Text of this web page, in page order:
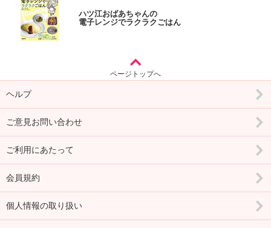
ハツ江おばあちゃんの
電子レンジでラクラクごはん
ページトップへ
ヘルプ
ご意見お問い合わせ
ご利用にあたって
会員規約
個人情報の取り扱い